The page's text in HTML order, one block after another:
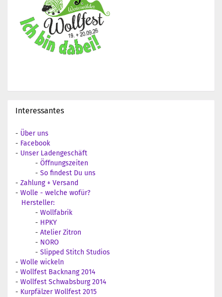
Interessantes
- Über uns
- Facebook
- Unser Ladengeschäft
- Öffnungszeiten
- So findest Du uns
- Zahlung + Versand
- Wolle - welche wofür?
Hersteller:
- Wollfabrik
- HPKY
- Atelier Zitron
- NORO
- Slipped Stitch Studios
- Wolle wickeln
- Wollfest Backnang 2014
- Wollfest Schwabsburg 2014
- Kurpfälzer Wollfest 2015